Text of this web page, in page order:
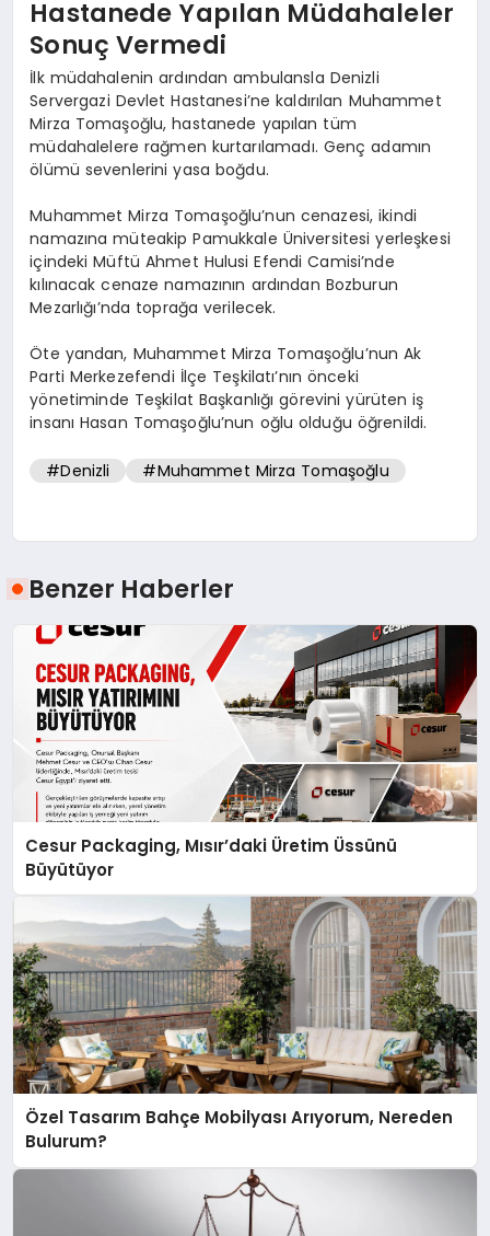
Hastanede Yapılan Müdahaleler
Sonuç Vermedi
İlk müdahalenin ardından ambulansla Denizli
Servergazi Devlet Hastanesi’ne kaldırılan Muhammet
Mirza Tomaşoğlu, hastanede yapılan tüm
müdahalelere rağmen kurtarılamadı. Genç adamın
ölümü sevenlerini yasa boğdu.
Muhammet Mirza Tomaşoğlu’nun cenazesi, ikindi
namazına müteakip Pamukkale Üniversitesi yerleşkesi
içindeki Müftü Ahmet Hulusi Efendi Camisi’nde
kılınacak cenaze namazının ardından Bozburun
Mezarlığı’nda toprağa verilecek.
Öte yandan, Muhammet Mirza Tomaşoğlu’nun Ak
Parti Merkezefendi İlçe Teşkilatı’nın önceki
yönetiminde Teşkilat Başkanlığı görevini yürüten iş
insanı Hasan Tomaşoğlu’nun oğlu olduğu öğrenildi.
#Denizli #Muhammet Mirza Tomaşoğlu
Benzer Haberler
Cesur Packaging, Mısır’daki Üretim Üssünü
Büyütüyor
Özel Tasarım Bahçe Mobilyası Arıyorum, Nereden
Bulurum?